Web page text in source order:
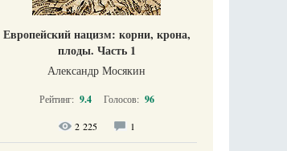
Европейский нацизм: корни, крона,
плоды. Часть 1
Александр Мосякин
Рейтинг: 9.4 Голосов: 96
2 225 1